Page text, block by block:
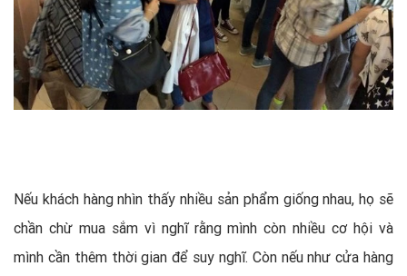
Nếu khách hàng nhìn thấy nhiều sản phẩm giống nhau, họ sẽ
chần chừ mua sắm vì nghĩ rằng mình còn nhiều cơ hội và
mình cần thêm thời gian để suy nghĩ. Còn nếu như cửa hàng